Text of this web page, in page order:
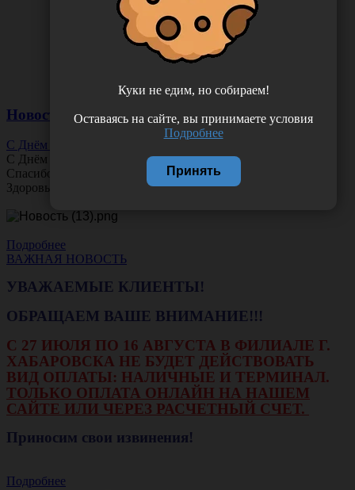
Новости
С Днём Офтальмолога!
С Днём
Спасибо за ясное зрение и заботу о пациентах.
Здоровья вам и новых профессиональных побед!
Подробнее
ВАЖНАЯ НОВОСТЬ
УВАЖАЕМЫЕ КЛИЕНТЫ!
ОБРАЩАЕМ ВАШЕ ВНИМАНИЕ!!!
С 27 ИЮЛЯ ПО 16 АВГУСТА В ФИЛИАЛЕ Г.
ХАБАРОВСКА НЕ БУДЕТ ДЕЙСТВОВАТЬ
ВИД ОПЛАТЫ: НАЛИЧНЫЕ И ТЕРМИНАЛ.
ТОЛЬКО ОПЛАТА ОНЛАЙН НА НАШЕМ
САЙТЕ ИЛИ ЧЕРЕЗ РАСЧЕТНЫЙ СЧЕТ.
Приносим свои извинения!
Подробнее
Куки не едим, но собираем!
Оставаясь на сайте, вы принимаете условия
Подробнее
Принять